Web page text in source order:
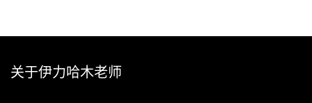
关于伊力哈木老师